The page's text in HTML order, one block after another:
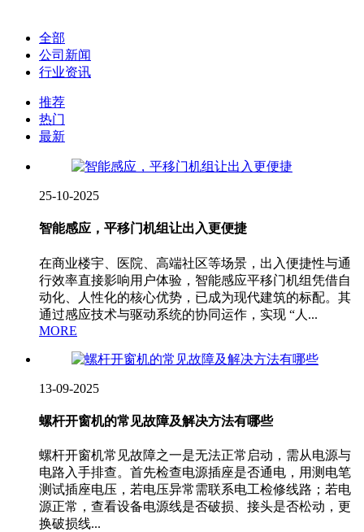
全部
公司新闻
行业资讯
推荐
热门
最新
25-10-2025
智能感应，平移门机组让出入更便捷
在商业楼宇、医院、高端社区等场景，出入便捷性与通
行效率直接影响用户体验，智能感应平移门机组凭借自
动化、人性化的核心优势，已成为现代建筑的标配。其
通过感应技术与驱动系统的协同运作，实现 “人...
MORE
13-09-2025
螺杆开窗机的常见故障及解决方法有哪些
螺杆开窗机常见故障之一是无法正常启动，需从电源与
电路入手排查。首先检查电源插座是否通电，用测电笔
测试插座电压，若电压异常需联系电工检修线路；若电
源正常，查看设备电源线是否破损、接头是否松动，更
换破损线...